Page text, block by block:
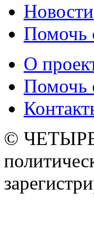
Новости
Помочь
О
Помочь
© ЧЕТЫРЕ